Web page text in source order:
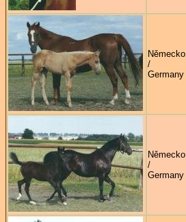
Německo
/
Germany
Německo
/
Germany